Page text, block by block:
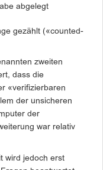
abgelegt
gezählt («counted-
zweiten
dass die
«verifizierbaren
der unsicheren
der
war relativ
wird jedoch erst